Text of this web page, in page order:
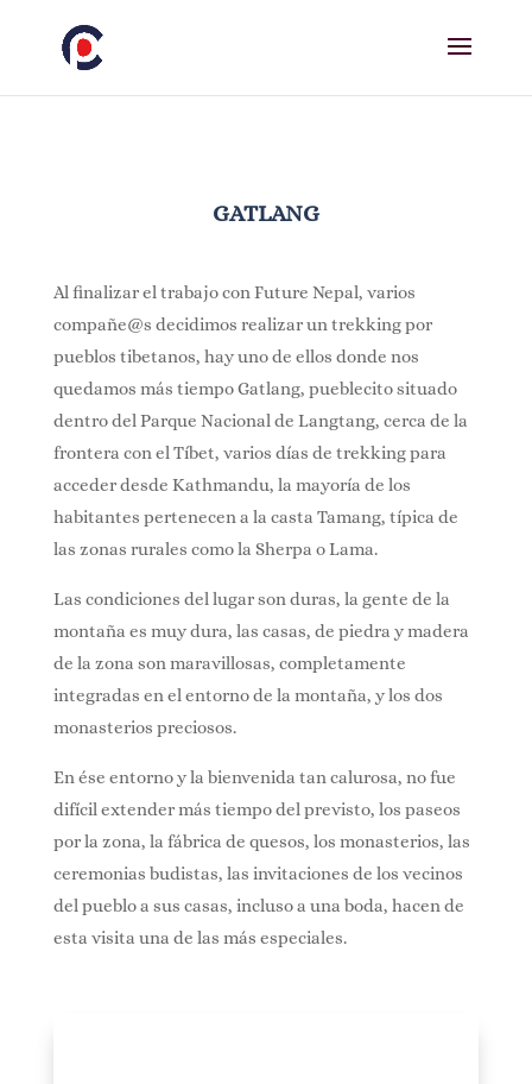
GATLANG
Al finalizar el trabajo con Future Nepal, varios
compañe@s decidimos realizar un trekking por
pueblos tibetanos, hay uno de ellos donde nos
quedamos más tiempo Gatlang, pueblecito situado
dentro del Parque Nacional de Langtang, cerca de la
frontera con el Tíbet, varios días de trekking para
acceder desde Kathmandu, la mayoría de los
habitantes pertenecen a la casta Tamang, típica de
las zonas rurales como la Sherpa o Lama.
Las condiciones del lugar son duras, la gente de la
montaña es muy dura, las casas, de piedra y madera
de la zona son maravillosas, completamente
integradas en el entorno de la montaña, y los dos
monasterios preciosos.
En ése entorno y la bienvenida tan calurosa, no fue
difícil extender más tiempo del previsto, los paseos
por la zona, la fábrica de quesos, los monasterios, las
ceremonias budistas, las invitaciones de los vecinos
del pueblo a sus casas, incluso a una boda, hacen de
esta visita una de las más especiales.